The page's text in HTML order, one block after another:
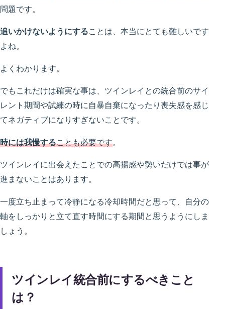
問題です。
追いかけないようにすることは、本当にとても難しいです
よね。
よくわかります。
でもこれだけは確実な事は、ツインレイとの統合前のサイ
レント期間や試練の時に自暴自棄になったり喪失感を感じ
てネガティブになりすぎないことです。
時には我慢することも必要です。
ツインレイに出会えたことでの高揚感や勢いだけでは事が
進まないことはあります。
一度立ち止まって冷静になる冷却時間だと思って、自分の
軸をしっかりと立て直す時間にする期間と思うようにしま
しょう。
ツインレイ統合前にするべきこと
は？